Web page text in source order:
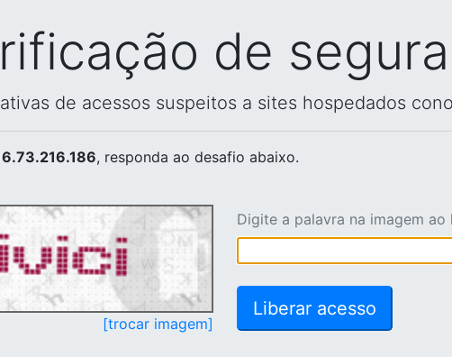
de
de acessos suspeitos a sites hospedados
, responda ao desafio abaixo.
[trocar imagem]
Digite a palavra na imagem